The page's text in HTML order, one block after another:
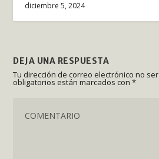
diciembre 5, 2024
DEJA UNA RESPUESTA
Tu dirección de correo electrónico no
obligatorios están marcados con*